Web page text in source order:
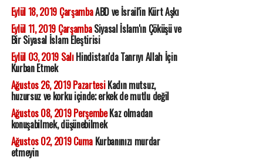
Eylül 18, 2019 ÇarşambaABD ve İsrail'in Kürt Aşkı
Eylül 11, 2019 ÇarşambaSiyasal İslam'ın Çöküşü ve
Bir Siyasal İslam Eleştirisi
Eylül 03, 2019 SalıHindistan'da Tanrıyı Allah İçin
Kurban Etmek
Ağustos 26, 2019 PazartesiKadın mutsuz,
huzursuz ve korku içinde; erkek de mutlu değil
Ağustos 08, 2019 PerşembeKaz olmadan
konuşabilmek, düşünebilmek
Ağustos 02, 2019 CumaKurbanınızı murdar
etmeyin